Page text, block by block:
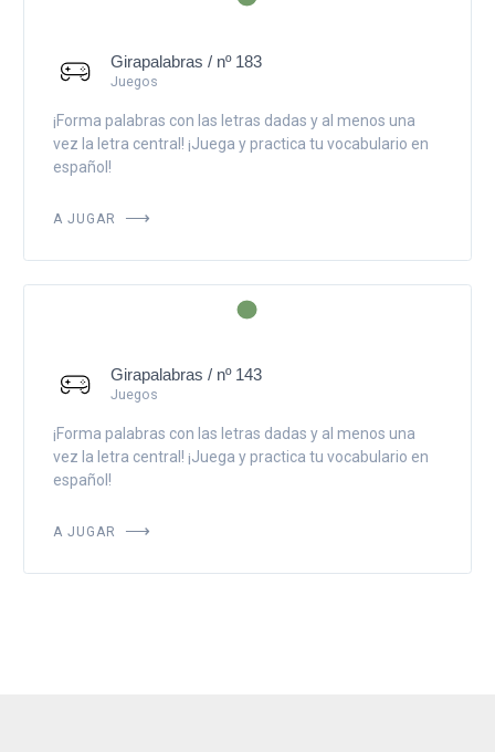
Girapalabras / nº 183
Juegos
¡Forma palabras con las letras dadas y al menos una
vez la letra central! ¡Juega y practica tu vocabulario en
español!
A JUGAR
Girapalabras / nº 143
Juegos
¡Forma palabras con las letras dadas y al menos una
vez la letra central! ¡Juega y practica tu vocabulario en
español!
A JUGAR